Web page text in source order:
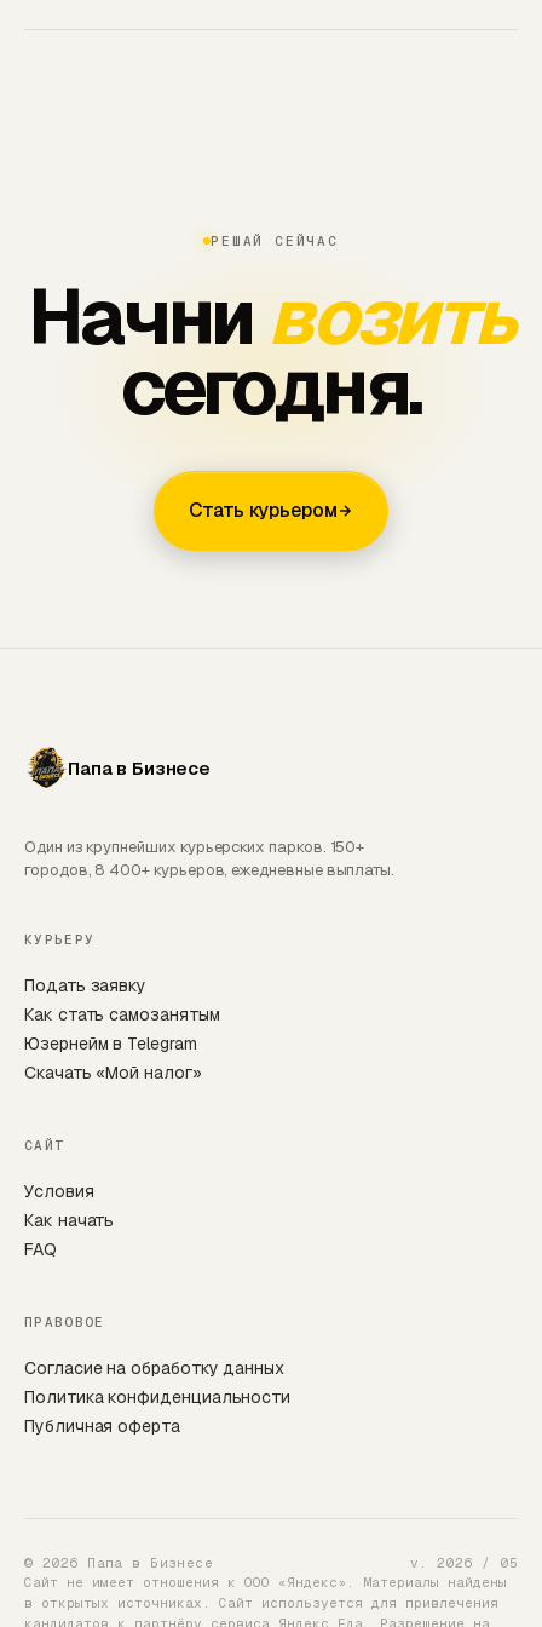
РЕШАЙ СЕЙЧАС
Начни возить
сегодня.
Стать курьером
Папа в Бизнесе
Один из крупнейших курьерских парков. 150+
городов, 8 400+ курьеров, ежедневные выплаты.
КУРЬЕРУ
Подать заявку
Как стать самозанятым
Юзернейм в Telegram
Скачать «Мой налог»
САЙТ
Условия
Как начать
FAQ
ПРАВОВОЕ
Согласие на обработку данных
Политика конфиденциальности
Публичная оферта
© 2026 Папа в Бизнесе
v. 2026 / 05
Сайт не имеет отношения к ООО «Яндекс». Материалы найдены
в открытых источниках. Сайт используется для привлечения
кандидатов к партнёру сервиса Яндекс Еда. Разрешение на